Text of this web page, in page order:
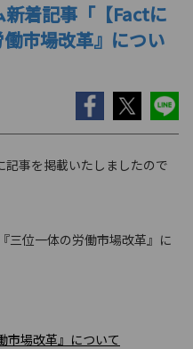
着記事「【Factに
市場改革』につい
事を掲載いたしましたので
三位一体の労働市場改革』に
市場改革』について